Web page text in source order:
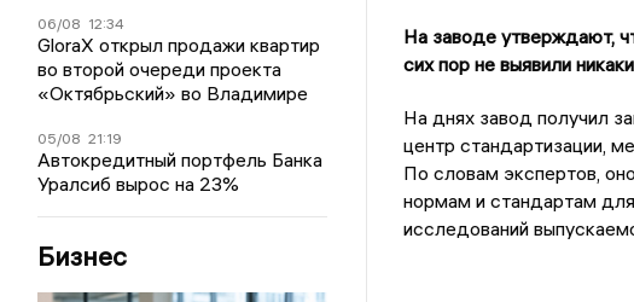
06/08 12:34
GloraX открыл продажи квартир
во второй очереди проекта
«Октябрьский» во Владимире
05/08 21:19
Автокредитный портфель Банка
Уралсиб вырос на 23%
Бизнес
На заводе утверждают,
сих пор не выявили
На днях завод получил
центр стандартизации,
По словам экспертов,
нормам и стандартам
исследований